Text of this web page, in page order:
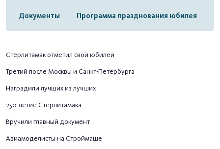
Документы Программа празднования юбилея
Стерлитамак отметил свой юбилей
Третий после Москвы и Санкт-Петербурга
Наградили лучших из лучших
250-летие Стерлитамака
Вручили главный документ
Авиамоделисты на Строймаше